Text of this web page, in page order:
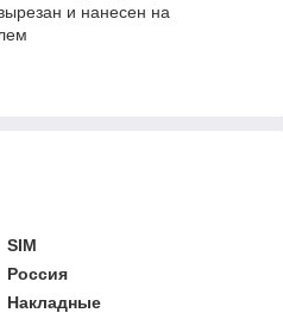
и нанесен на
SIM
Россия
Накладные